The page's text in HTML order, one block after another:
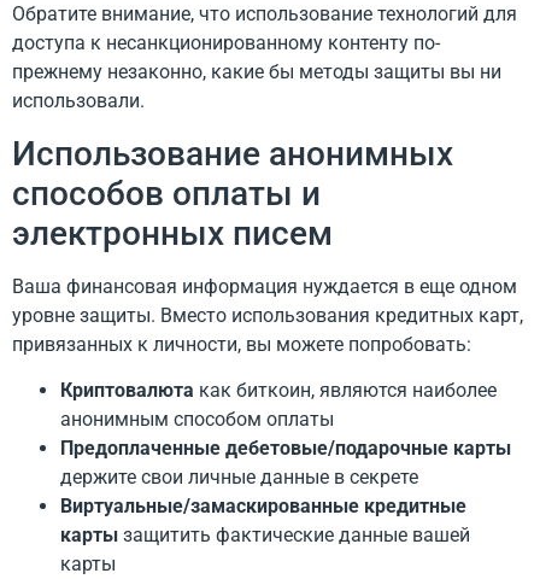
Обратите внимание, что использование технологий для
доступа к несанкционированному контенту по-
прежнему незаконно, какие бы методы защиты вы ни
использовали.
Использование анонимных
способов оплаты и
электронных писем
Ваша финансовая информация нуждается в еще одном
уровне защиты. Вместо использования кредитных карт,
привязанных к личности, вы можете попробовать:
Криптовалюта как биткоин, являются наиболее
анонимным способом оплаты
Предоплаченные дебетовые/подарочные карты
держите свои личные данные в секрете
Виртуальные/замаскированные кредитные
карты защитить фактические данные вашей
карты